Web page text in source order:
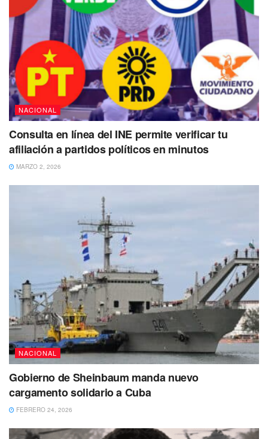
NACIONAL
Consulta en línea del INE permite verificar tu
afiliación a partidos políticos en minutos
MARZO 2, 2026
NACIONAL
Gobierno de Sheinbaum manda nuevo
cargamento solidario a Cuba
FEBRERO 24, 2026